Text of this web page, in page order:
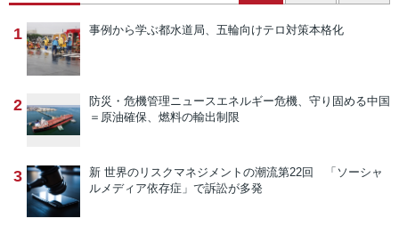
1 事例から学ぶ都水道局、五輪向けテロ対策本格化
2 防災・危機管理ニュースエネルギー危機、守り固める中国
＝原油確保、燃料の輸出制限
3 新 世界のリスクマネジメントの潮流第22回 「ソーシャ
ルメディア依存症」で訴訟が多発